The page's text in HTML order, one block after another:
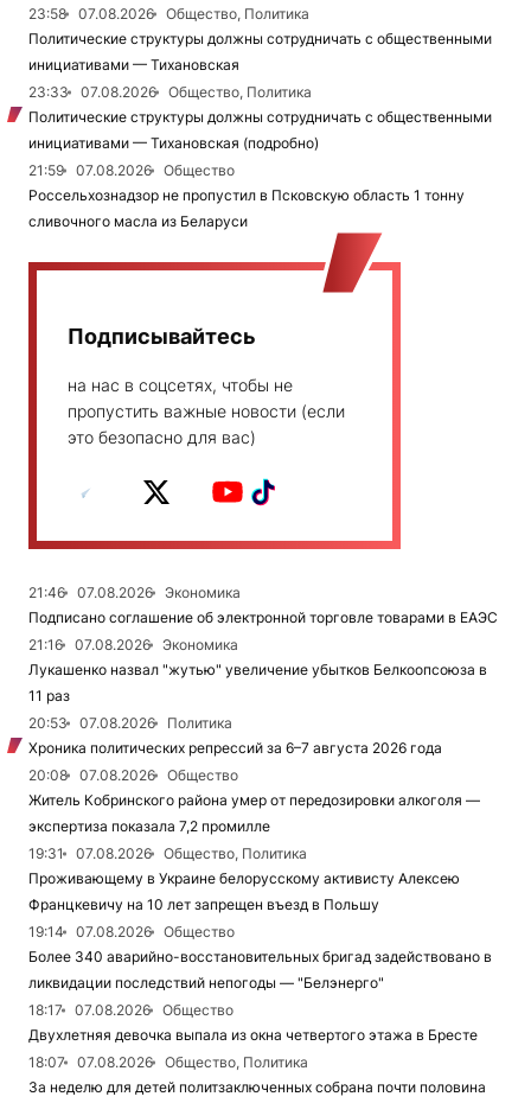
23:58 07.08.2026
Общество, Политика
Политические структуры должны сотрудничать с общественными
инициативами — Тихановская
23:33
07.08.2026
Общество, Политика
Политические структуры должны сотрудничать с общественными
инициативами — Тихановская (подробно)
21:59
07.08.2026
Общество
Россельхознадзор не пропустил в Псковскую область 1 тонну
сливочного масла из Беларуси
Подписывайтесь
на нас в соцсетях, чтобы не
пропустить важные новости (если
это безопасно для вас)
21:46 07.08.2026
Экономика
Подписано соглашение об электронной торговле товарами в ЕАЭС
21:16
07.08.2026
Экономика
Лукашенко назвал "жутью" увеличение убытков Белкоопсоюза в
11 раз
20:53
07.08.2026
Политика
Хроника политических репрессий за 6–7 августа 2026 года
20:08
07.08.2026
Общество
Житель Кобринского района умер от передозировки алкоголя —
экспертиза показала 7,2 промилле
19:31
07.08.2026
Общество, Политика
Проживающему в Украине белорусскому активисту Алексею
Францкевичу на 10 лет запрещен въезд в Польшу
19:14
07.08.2026
Общество
Более 340 аварийно-восстановительных бригад задействовано в
ликвидации последствий непогоды — "Белэнерго"
18:17
07.08.2026
Общество
Двухлетняя девочка выпала из окна четвертого этажа в Бресте
18:07
07.08.2026
Общество, Политика
За неделю для детей политзаключенных собрана почти половина